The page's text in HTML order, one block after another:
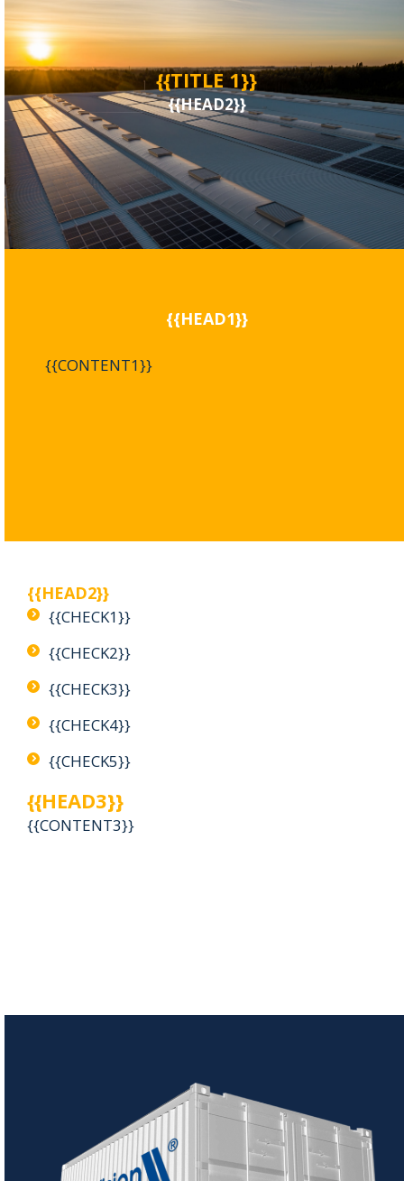
{{TITLE 1}}
{{HEAD2}}
{{HEAD1}}
{{CONTENT1}}
{{HEAD2}}
{{CHECK1}}
{{CHECK2}}
{{CHECK3}}
{{CHECK4}}
{{CHECK5}}
{{HEAD3}}
{{CONTENT3}}